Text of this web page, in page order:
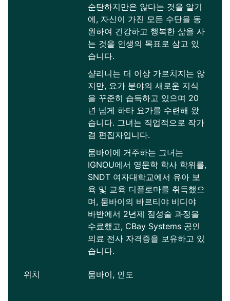
순탄하지만은 않다는 것을 알기
에, 자신이 가진 모든 수단을 동
원하여 건강하고 행복한 삶을 사
는 것을 인생의 목표로 삼고 있
습니다.
샬리니는 더 이상 가르치지는 않
지만, 요가 분야의 새로운 지식
을 꾸준히 습득하고 있으며 20
년 넘게 하타 요가를 수련해 왔
습니다. 그녀는 직업적으로 작가
겸 편집자입니다.
뭄바이에 거주하는 그녀는
IGNOU에서 영문학 학사 학위를,
SNDT 여자대학교에서 유아 보
육 및 교육 디플로마를 취득했으
며, 뭄바이의 바르티야 비디야
바반에서 2년제 점성술 과정을
수료했고, CBay Systems 공인
의료 전사 자격증을 보유하고 있
습니다.
위치 뭄바이, 인도